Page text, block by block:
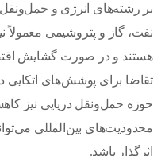
بر رشته‌های انرژی و
نفت، گاز و پتروشیمی معمولاً
هستند و در صورت گشایش
تقاضا برای پوشش‌های اتکایی
حوزه حمل‌ونقل دریایی نیز
محدودیت‌های بین‌المللی
اثرگذار باشد.